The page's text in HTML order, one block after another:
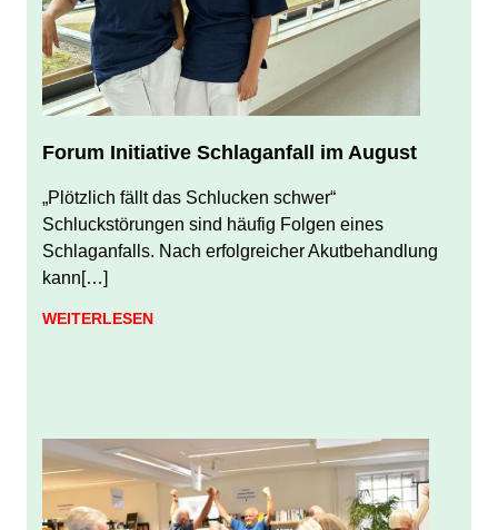
Forum Initiative Schlaganfall im August
JULI 31, 2026
JUERGEN FINDEISEN
„Plötzlich fällt das Schlucken schwer“
Schluckstörungen sind häufig Folgen eines
Schlaganfalls. Nach erfolgreicher Akutbehandlung
kann[…]
WEITERLESEN